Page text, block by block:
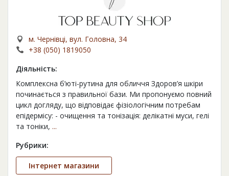
м. Чернівці, вул. Головна, 34
+38 (050) 1819050
Діяльність:
Комплексна б’юті-рутина для обличчя Здоров’я шкіри
починається з правильної бази. Ми пропонуємо повний
цикл догляду, що відповідає фізіологічним потребам
епідермісу: - очищення та тонізація: делікатні муси, гелі
та тоніки, ...
Рубрики:
Інтернет магазини